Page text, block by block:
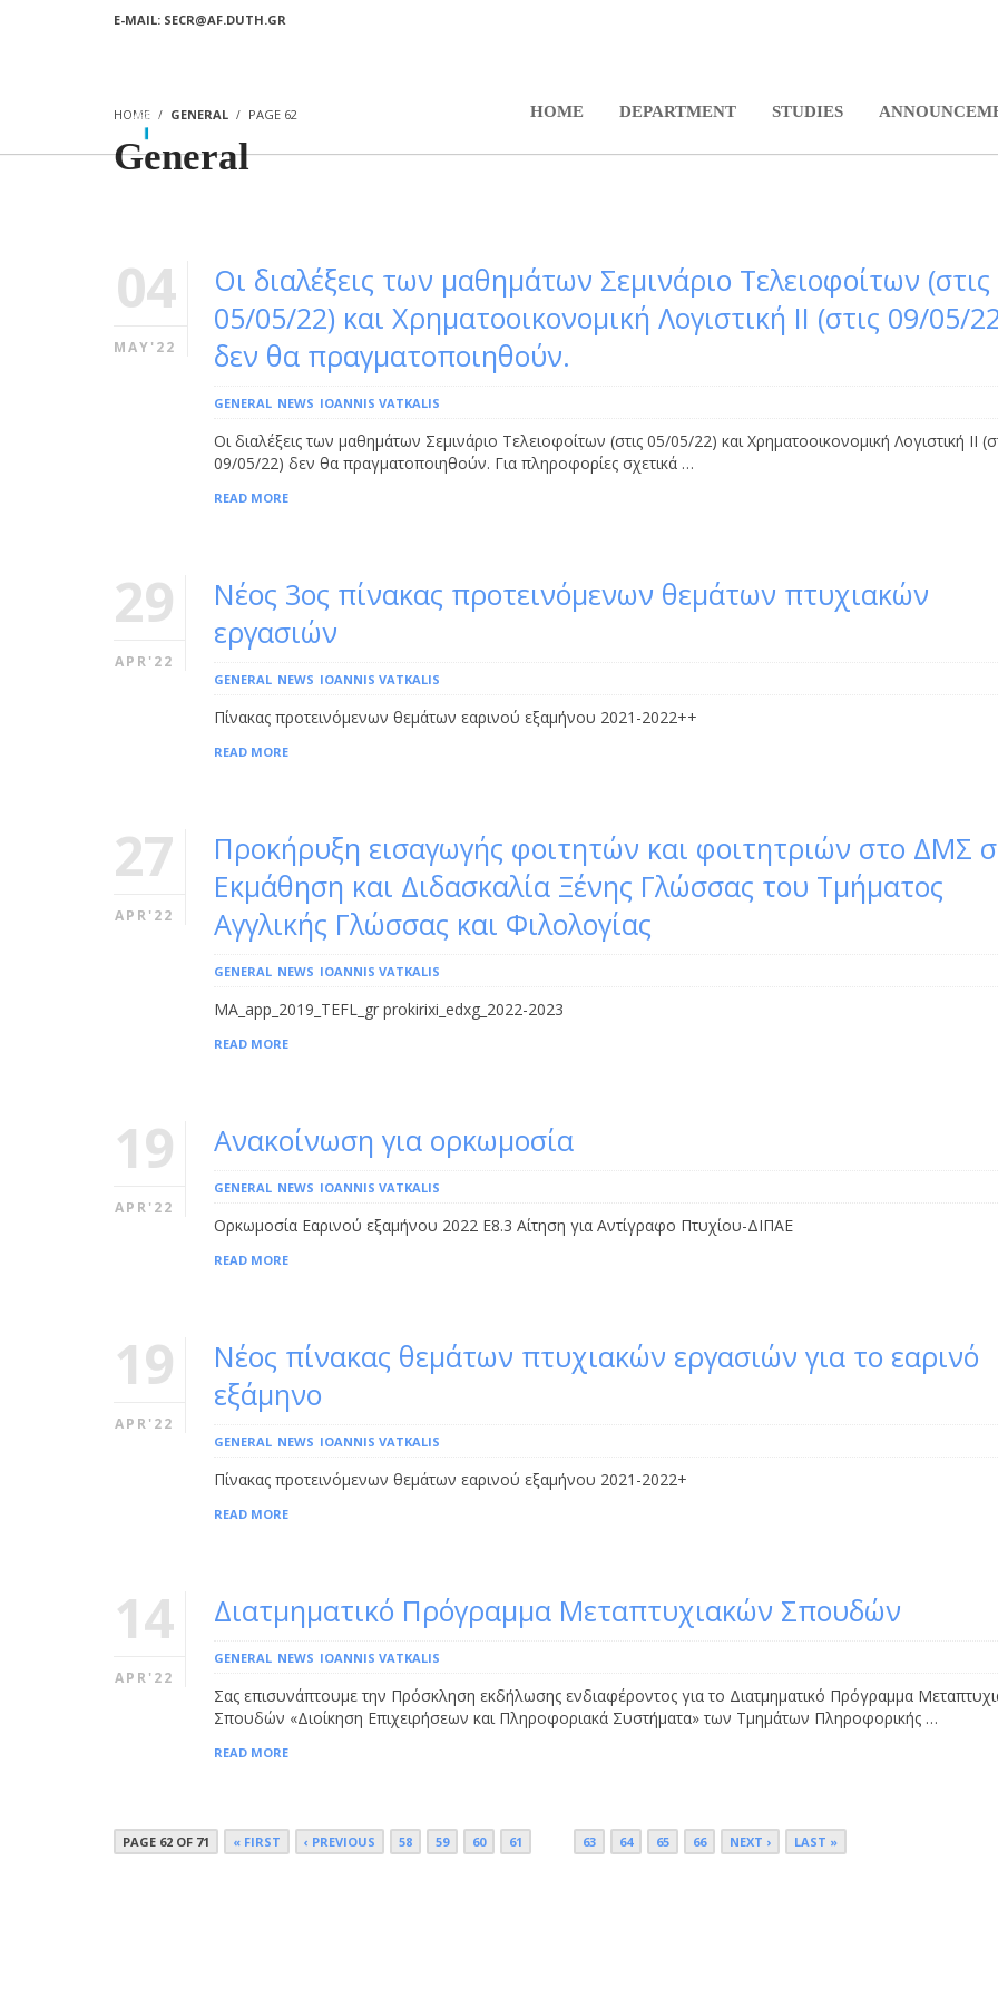
E-MAIL: SECR@AF.DUTH.GR
HOME DEPARTMENT STUDIES
HOME GENERAL PAGE 62
General
04
MAY'22
Οι διαλέξεις των μαθημάτων Σεμινάριο Τελειοφοίτων (στις
05/05/22) και Χρηματοοικονομική Λογιστική ΙΙ (στις 09/05/
δεν θα πραγματοποιηθούν.
GENERAL NEWS IOANNIS VATKALIS
Οι διαλέξεις των μαθημάτων Σεμινάριο Τελειοφοίτων (στις 05/05/22) και Χρηματοοικονομική Λογιστική ΙΙ
09/05/22) δεν θα πραγματοποιηθούν. Για πληροφορίες σχετικά …
READ MORE
29
APR'22
Νέος 3ος πίνακας προτεινόμενων θεμάτων πτυχιακών
εργασιών
GENERAL NEWS IOANNIS VATKALIS
Πίνακας προτεινόμενων θεμάτων εαρινού εξαμήνου 2021-2022++
READ MORE
27
APR'22
Προκήρυξη εισαγωγής φοιτητών και φοιτητριών στο ΔΜΣ
Εκμάθηση και Διδασκαλία Ξένης Γλώσσας του Τμήματος
Αγγλικής Γλώσσας και Φιλολογίας
GENERAL NEWS IOANNIS VATKALIS
MA_app_2019_TEFL_gr prokirixi_edxg_2022-2023
READ MORE
19
APR'22
Ανακοίνωση για ορκωμοσία
GENERAL NEWS IOANNIS VATKALIS
Ορκωμοσία Εαρινού εξαμήνου 2022 Ε8.3 Αίτηση για Αντίγραφο Πτυχίου-ΔΙΠΑΕ
READ MORE
19
APR'22
Νέος πίνακας θεμάτων πτυχιακών εργασιών για το εαρινό
εξάμηνο
GENERAL NEWS IOANNIS VATKALIS
Πίνακας προτεινόμενων θεμάτων εαρινού εξαμήνου 2021-2022+
READ MORE
14
APR'22
Διατμηματικό Πρόγραμμα Μεταπτυχιακών Σπουδών
GENERAL NEWS IOANNIS VATKALIS
Σας επισυνάπτουμε την Πρόσκληση εκδήλωσης ενδιαφέροντος για το Διατμηματικό Πρόγραμμα
Σπουδών «Διοίκηση Επιχειρήσεων και Πληροφοριακά Συστήματα» των Τμημάτων Πληροφορικής …
READ MORE
PAGE 62 OF 71 « FIRST ‹ PREVIOUS 58 59 60 61 63 64 65 66 NEXT › LAST »